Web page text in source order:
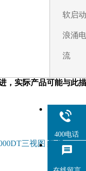
软启
浪涌电
流
，实际产品可能与此
三视图 /
400电话